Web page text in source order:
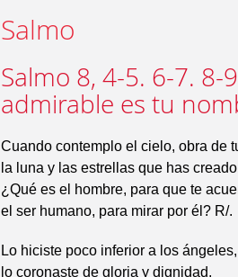
Salmo
Salmo 8, 4-5. 6-7. 8-
admirable es tu
Cuando contemplo el cielo, obra de
la luna y las estrellas que has
¿Qué es el hombre, para que te
el ser humano, para mirar por él? R/.
Lo hiciste poco inferior a los ángeles,
lo coronaste de gloria y dignidad,